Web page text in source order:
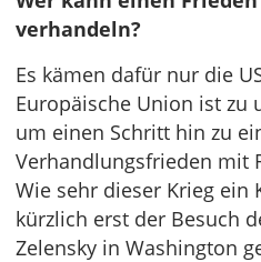
verhandeln?
Es kämen dafür nur die
Europäische Union ist zu
um einen Schritt hin zu
Verhandlungsfrieden mit
Wie sehr dieser Krieg ein
kürzlich erst der Besuch
Zelensky in Washington